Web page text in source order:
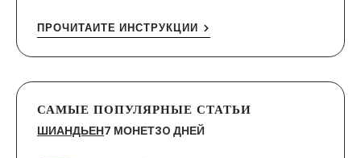
ПРОЧИТАЙТЕ ИНСТРУКЦИИ
САМЫЕ ПОПУЛЯРНЫЕ СТАТЬИ
ШИАНДЬЕН7 МОНЕТ30 ДНЕЙ